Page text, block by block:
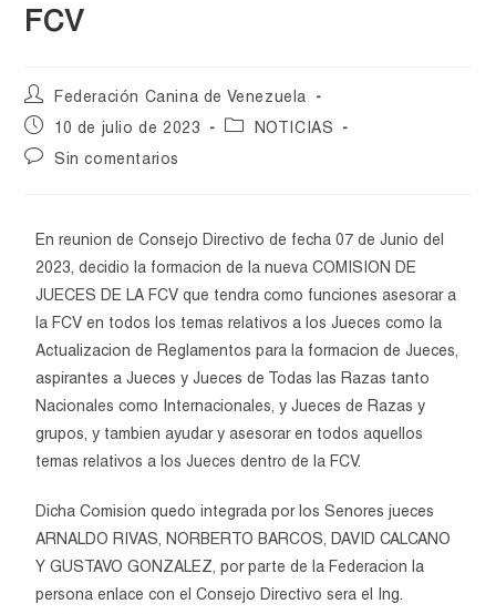
FCV
Federación Canina de Venezuela
10 de julio de 2023
NOTICIAS
Sin comentarios
En reunion de Consejo Directivo de fecha 07 de Junio del
2023, decidio la formacion de la nueva COMISION DE
JUECES DE LA FCV que tendra como funciones asesorar a
la FCV en todos los temas relativos a los Jueces como la
Actualizacion de Reglamentos para la formacion de Jueces,
aspirantes a Jueces y Jueces de Todas las Razas tanto
Nacionales como Internacionales, y Jueces de Razas y
grupos, y tambien ayudar y asesorar en todos aquellos
temas relativos a los Jueces dentro de la FCV.
Dicha Comision quedo integrada por los Senores jueces
ARNALDO RIVAS, NORBERTO BARCOS, DAVID CALCANO
Y GUSTAVO GONZALEZ, por parte de la Federacion la
persona enlace con el Consejo Directivo sera el Ing.